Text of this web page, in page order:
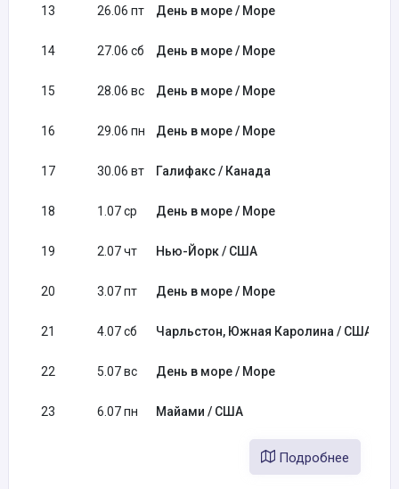
13 26.06 пт День в море / Море
14 27.06 сб День в море / Море
15 28.06 вс День в море / Море
16 29.06 пн День в море / Море
17 30.06 вт Галифакс / Канада
18 1.07 ср День в море / Море
19 2.07 чт Нью-Йорк / США
20 3.07 пт День в море / Море
21 4.07 сб Чарльстон, Южная Каролина / США
22 5.07 вс День в море / Море
23 6.07 пн Майами / США
Подробнее